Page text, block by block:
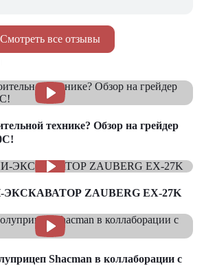
Смотреть все отзывы
технике? Обзор на грейдер
ZAUBERG EX-27K
Shacman в коллаборации с